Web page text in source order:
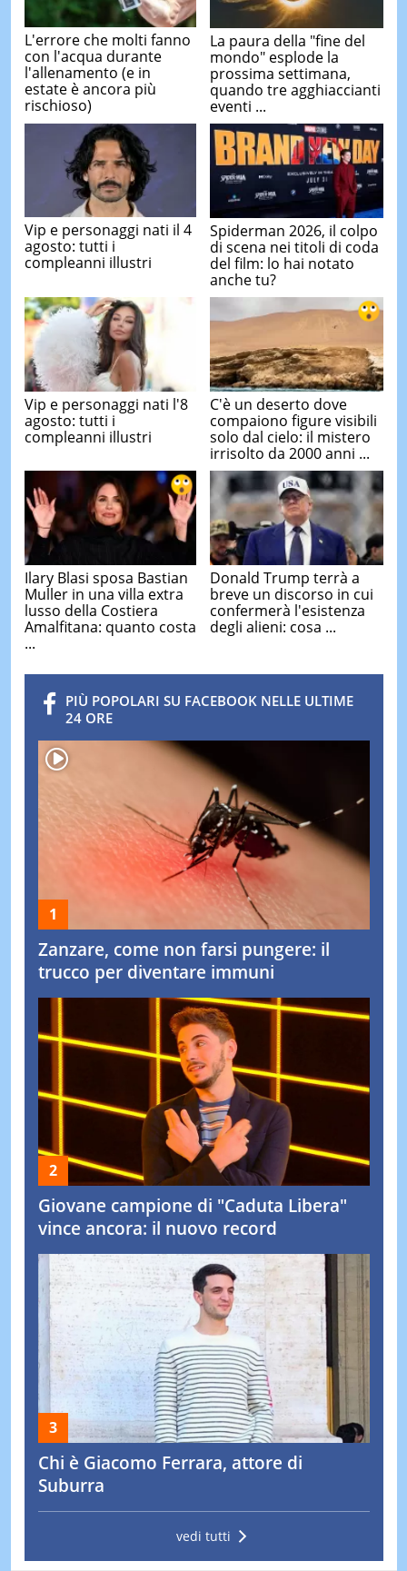
L'errore che molti fanno
con l'acqua durante
l'allenamento (e in
estate è ancora più
rischioso)
La paura della "fine del
mondo" esplode la
prossima settimana,
quando tre agghiaccianti
eventi ...
Vip e personaggi nati il 4
agosto: tutti i
compleanni illustri
Spiderman 2026, il colpo
di scena nei titoli di coda
del film: lo hai notato
anche tu?
Vip e personaggi nati l'8
agosto: tutti i
compleanni illustri
C'è un deserto dove
compaiono figure visibili
solo dal cielo: il mistero
irrisolto da 2000 anni ...
Ilary Blasi sposa Bastian
Muller in una villa extra
lusso della Costiera
Amalfitana: quanto costa
...
Donald Trump terrà a
breve un discorso in cui
confermerà l'esistenza
degli alieni: cosa ...
PIÙ POPOLARI SU FACEBOOK NELLE ULTIME
24 ORE
Zanzare, come non farsi pungere: il
trucco per diventare immuni
Giovane campione di "Caduta Libera"
vince ancora: il nuovo record
Chi è Giacomo Ferrara, attore di
Suburra
vedi tutti